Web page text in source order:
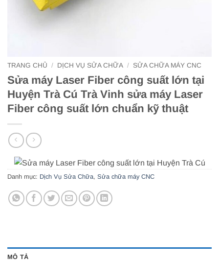
TRANG CHỦ / DỊCH VỤ SỬA CHỮA / SỬA CHỮA MÁY CNC
Sửa máy Laser Fiber công suất lớn tại
Huyện Trà Cú Trà Vinh sửa máy Laser
Fiber công suất lớn chuẩn kỹ thuật
Danh mục: Dịch Vụ Sửa Chữa, Sửa chữa máy CNC
MÔ TẢ